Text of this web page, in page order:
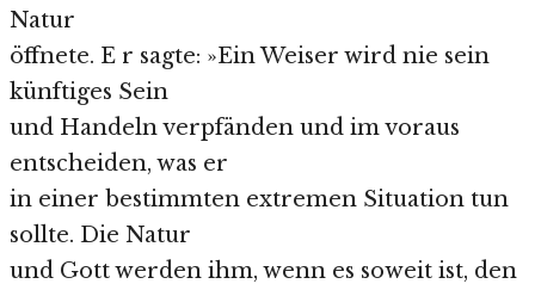
Natur
öffnete. E r sagte: »Ein Weiser wird nie sein
künftiges Sein
und Handeln verpfänden und im voraus
entscheiden, was er
in einer bestimmten extremen Situation tun
sollte. Die Natur
und Gott werden ihm, wenn es soweit ist, den